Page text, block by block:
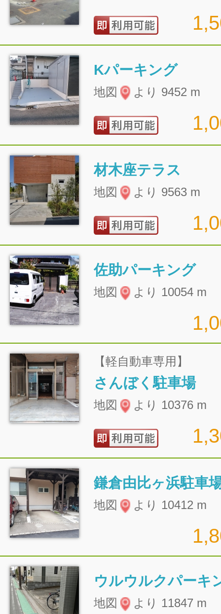
Kパーキング
地図 より 9452 m
材木座テラス
地図 より 9563 m
佐助パーキング
地図 より 10054 m
【軽自動車専用】
さんぼく駐車場
地図 より 10376 m
鎌倉由比ヶ浜駐車
地図 より 10412 m
ウルウルクパーキ
地図 より 11847 m